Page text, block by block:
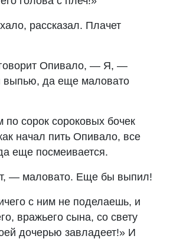
рассказал. Плачет
Опивало, — Я, —
выпью, да еще маловато
по сорок сороковых бочек
начал пить Опивало, все
еще посмеивается.
— маловато. Еще бы выпил!
с ним не поделаешь, и
вражьего сына, со свету
дочерью завладеет!» И